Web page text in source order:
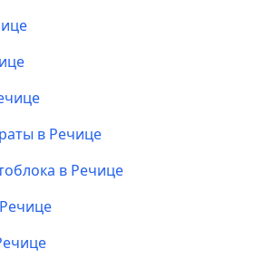
в Речице
в Речице